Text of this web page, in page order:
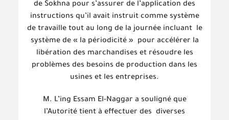
de Sokhna pour s’assurer de l’application des
instructions qu’il avait instruit comme système
de travaille tout au long de la journée incluant le
système de « la périodicité »
pour accélérer la
libération des marchandises et résoudre les
problèmes des besoins de production dans les
usines et les entreprises.
M. L’ing Essam El-Naggar a souligné que
l’Autorité tient à effectuer des diverses